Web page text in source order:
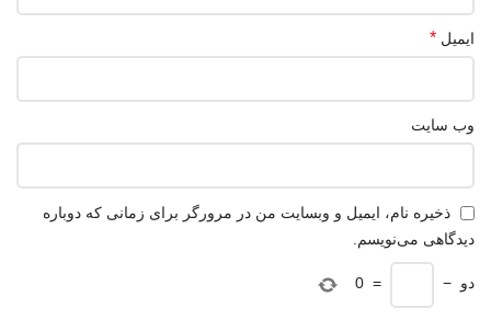
ایمیل *
وب‌ سایت
ذخیره نام، ایمیل و وبسایت من در مرورگر برای زمانی که دوباره
دیدگاهی می‌نویسم.
دو −
=
0